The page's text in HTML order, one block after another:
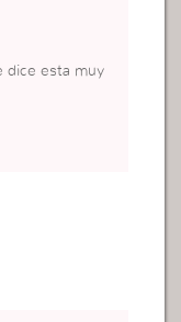
dice esta muy